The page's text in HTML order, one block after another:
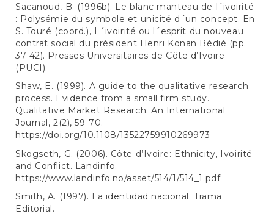
Sacanoud, B. (1996b). Le blanc manteau de l´ivoirité
: Polysémie du symbole et unicité d´un concept. En
S. Touré (coord.), L´ivoirité ou l´esprit du nouveau
contrat social du président Henri Konan Bédié (pp.
37-42). Presses Universitaires de Côte d’Ivoire
(PUCI).
Shaw, E. (1999). A guide to the qualitative research
process. Evidence from a small firm study.
Qualitative Market Research. An International
Journal, 2(2), 59-70.
https://doi.org/10.1108/13522759910269973
Skogseth, G. (2006). Côte d’Ivoire: Ethnicity, Ivoirité
and Conflict. Landinfo.
https://www.landinfo.no/asset/514/1/514_1.pdf
Smith, A. (1997). La identidad nacional. Trama
Editorial.